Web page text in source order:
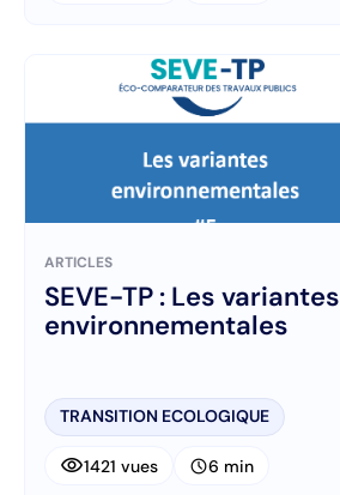
ARTICLES
SEVE-TP : Les variantes
environnementales
TRANSITION ECOLOGIQUE
visibility1421 vues schedule6 min